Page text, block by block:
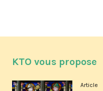
KTO vous propose
Article